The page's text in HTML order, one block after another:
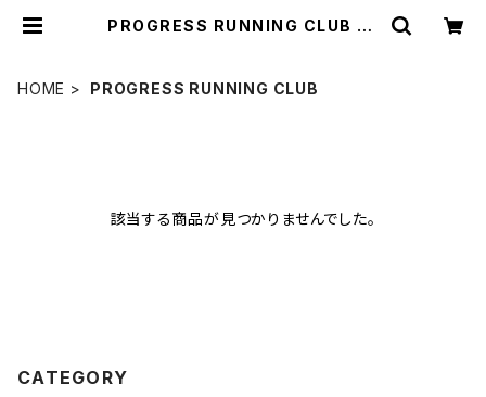
PROGRESS RUNNING CLUB | t
HOME PROGRESS RUNNING CLUB
該当する商品が見つかりませんでした。
CATEGORY